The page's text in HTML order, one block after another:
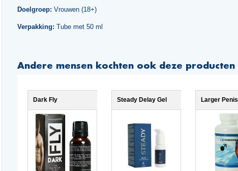
Doelgroep: Vrouwen (18+)
Verpakking: Tube met 50 ml
Andere mensen kochten ook deze producten
Dark Fly Steady Delay Gel Larger Penis